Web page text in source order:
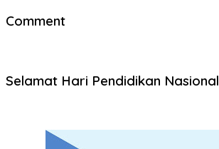
Comment
Selamat Hari Pendidikan Nasional